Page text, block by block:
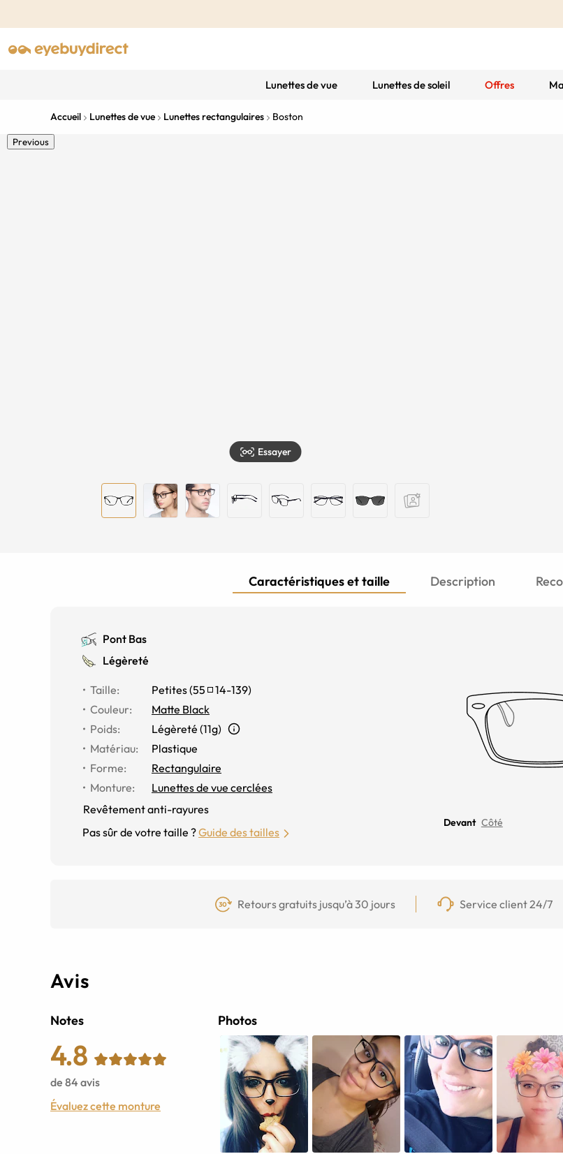
Lunettes de vue Lunettes de soleil Offres
Accueil Lunettes de vue Lunettes rectangulaires Boston
Previous
Essayer
Caractéristiques et taille Description
Pont Bas
Légèreté
Taille: Petites(55 14-139)
Couleur:
Matte Black
Poids:
Légèreté (11g)
Matériau:
Plastique
Forme:
Rectangulaire
Monture:
Lunettes de vue cerclées
Revêtement anti-rayures
Pas sûr de votre taille ?Guide des tailles
Devant Côté
Retours gratuits jusqu’à 30 jours Service client 24/7
Avis
Notes
4.8
de 84 avis
Évaluez cette monture
Photos